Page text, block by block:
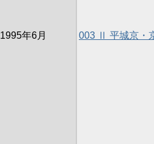
1995年6月 003 Ⅱ 平城京・